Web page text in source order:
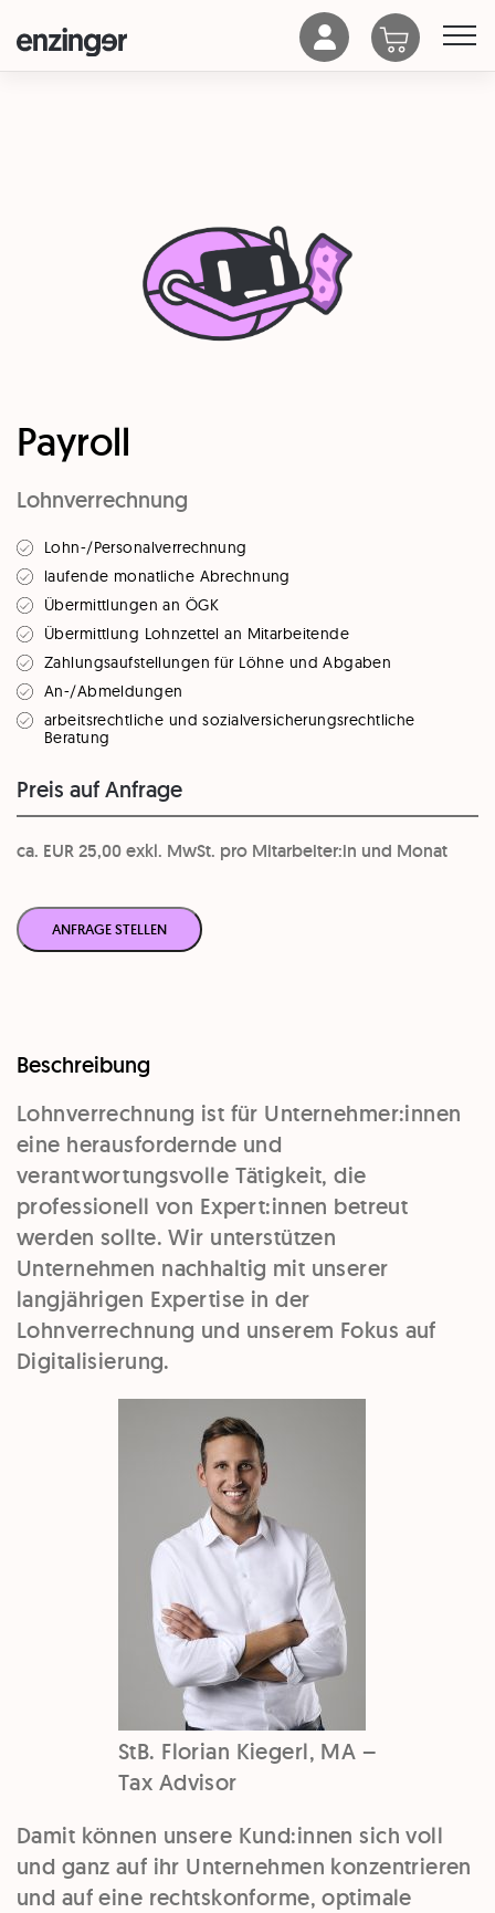
Payroll
Lohnverrechnung
Lohn-/Personalverrechnung
laufende monatliche Abrechnung
Übermittlungen an ÖGK
Übermittlung Lohnzettel an Mitarbeitende
Zahlungsaufstellungen für Löhne und Abgaben
An-/Abmeldungen
arbeitsrechtliche und sozialversicherungsrechtliche
Beratung
Preis auf Anfrage
ca. EUR 25,00 exkl. MwSt. pro Mitarbeiter:in und Monat
ANFRAGE STELLEN
Beschreibung
Lohnverrechnung ist für Unternehmer:innen
eine herausfordernde und
verantwortungsvolle Tätigkeit, die
professionell von Expert:innen betreut
werden sollte. Wir unterstützen
Unternehmen nachhaltig mit unserer
langjährigen Expertise in der
Lohnverrechnung und unserem Fokus auf
Digitalisierung.
StB. Florian Kiegerl, MA –
Tax Advisor
Damit können unsere Kund:innen sich voll
und ganz auf ihr Unternehmen konzentrieren
und auf eine rechtskonforme, optimale